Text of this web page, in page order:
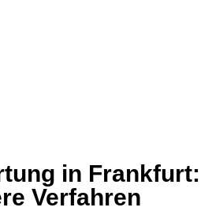
in Frankfurt:
Verfahren